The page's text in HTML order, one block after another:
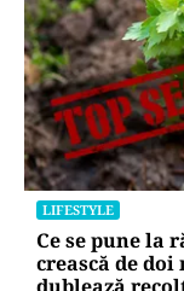
LIFESTYLE
Ce se pune la
crească de